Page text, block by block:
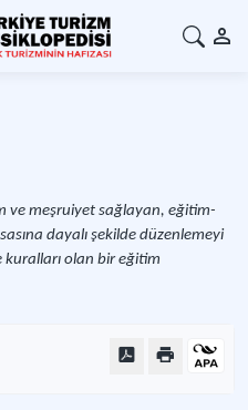
ve meşruiyet sağlayan, eğitim-
dayalı şekilde düzenlemeyi
kuralları olan bir eğitim